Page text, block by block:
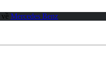
Mercedes Benz